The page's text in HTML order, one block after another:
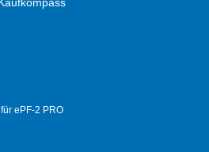
für ePF-2 PRO